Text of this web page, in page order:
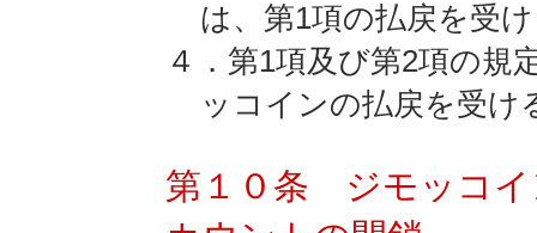
は、第1項の払戻を受
４．第1項及び第2項の規
ッコインの払戻を受
第１０条 ジモッコイ